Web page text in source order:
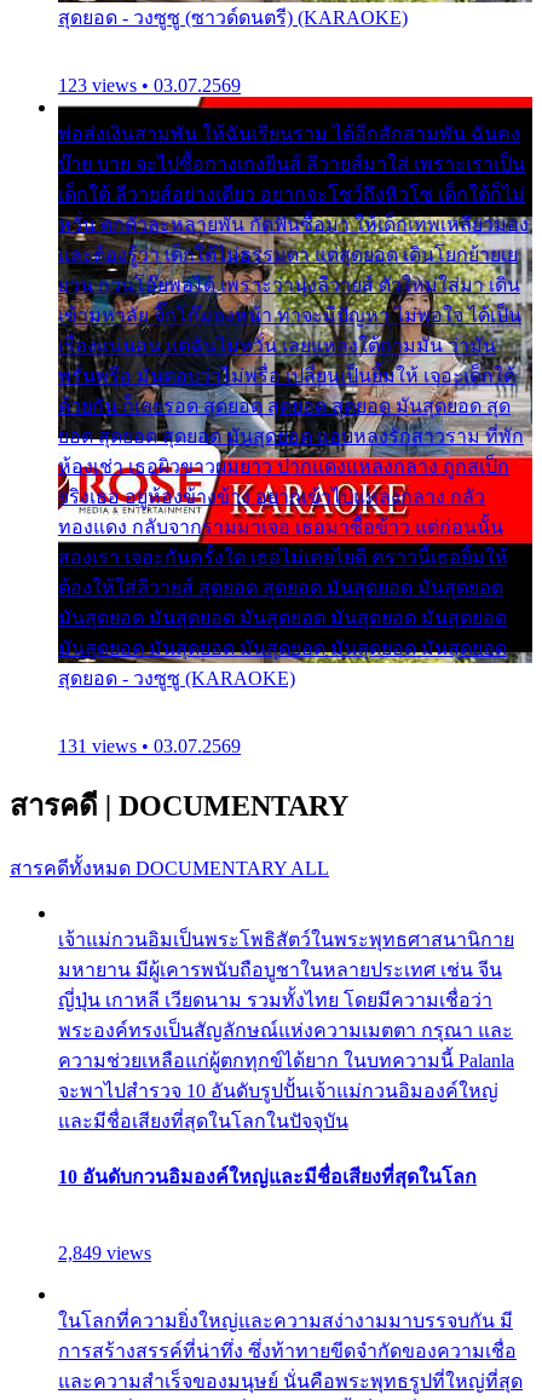
สุดยอด - วงซูซู (ซาวด์ดนตรี) (KARAOKE)
123 views • 03.07.2569
พ่อส่งเงินสามพัน ให้ฉันเรียนราม ได้อีกสักสามพัน ฉันคง
บ๊าย บาย จะไปซื้อกางเกงยีนส์ ลีวายส์มาใส่ เพราะเราเป็น
เด็กใต้ ลีวายส์อย่างเดียว อยากจะโชว์ถึงหิวโซ เด็กใต้ก็ไม่
หวั่น ตกตัวละหลายพัน กัดฟันซื้อมา ให้เด็กเทพเหลียวมอง
และต้องรู้ว่า เด็กใต้ไม่ธรรมดา แต่สุดยอด เดินโยกย้ายเย
ยวน กวนโอ๊ยพอได้ เพราะว่านุ่งลีวายส์ ตัวใหม่ใส่มา เดิน
เข้ามหาลัย จิ๊กโก๊มองหน้า ท่าจะมีปัญหา ไม่พอใจ ได้เป็น
เรื่องแน่นอน แต่ฉันไม่หวั่น เลยแหลงใต้ถามมัน ว่ามัน
พรั่นพรือ มันตอบว่าไม่พรื่อ เปลี่ยนเป็นยิ้มให้ เจอะเด็กใต้
ด้วยกัน ก็เลยรอด สุดยอด สุดยอด สุดยอด มันสุดยอด สุด
ยอด สุดยอด สุดยอด มันสุดยอด แอบหลงรักสาวราม ที่พัก
ห้องเช่า เธอผิวขาวผมยาว ปากแดงแหลงกลาง ถูกสเป็ก
จริงเธอ อยู่ห้องข้างข้าง อยากเข้าไปแหลงกลาง กลัว
ทองแดง กลับจากรามมาเจอ เธอมาซื้อข้าว แต่ก่อนนั้น
สองเรา เจอะกันครั้งใด เธอไม่เคยไยดี คราวนี้เธอยิ้มให้
ต้องให้ใส่ลีวายส์ สุดยอด สุดยอด มันสุดยอด มันสุดยอด
มันสุดยอด มันสุดยอด มันสุดยอด มันสุดยอด มันสุดยอด
มันสุดยอด มันสุดยอด มันสุดยอด มันสุดยอด มันสุดยอด
สุดยอด - วงซูซู (KARAOKE)
131 views • 03.07.2569
สารคดี | DOCUMENTARY
สารคดีทั้งหมด DOCUMENTARY ALL
เจ้าแม่กวนอิมเป็นพระโพธิสัตว์ในพระพุทธศาสนานิกาย
มหายาน มีผู้เคารพนับถือบูชาในหลายประเทศ เช่น จีน
ญี่ปุ่น เกาหลี เวียดนาม รวมทั้งไทย โดยมีความเชื่อว่า
พระองค์ทรงเป็นสัญลักษณ์แห่งความเมตตา กรุณา และ
ความช่วยเหลือแก่ผู้ตกทุกข์ได้ยาก ในบทความนี้ Palanla
จะพาไปสำรวจ 10 อันดับรูปปั้นเจ้าแม่กวนอิมองค์ใหญ่
และมีชื่อเสียงที่สุดในโลกในปัจจุบัน
10 อันดับกวนอิมองค์ใหญ่และมีชื่อเสียงที่สุดในโลก
2,849 views
ในโลกที่ความยิ่งใหญ่และความสง่างามมาบรรจบกัน มี
การสร้างสรรค์ที่น่าทึ่ง ซึ่งท้าทายขีดจำกัดของความเชื่อ
และความสำเร็จของมนุษย์ นั่นคือพระพุทธรูปที่ใหญ่ที่สุด